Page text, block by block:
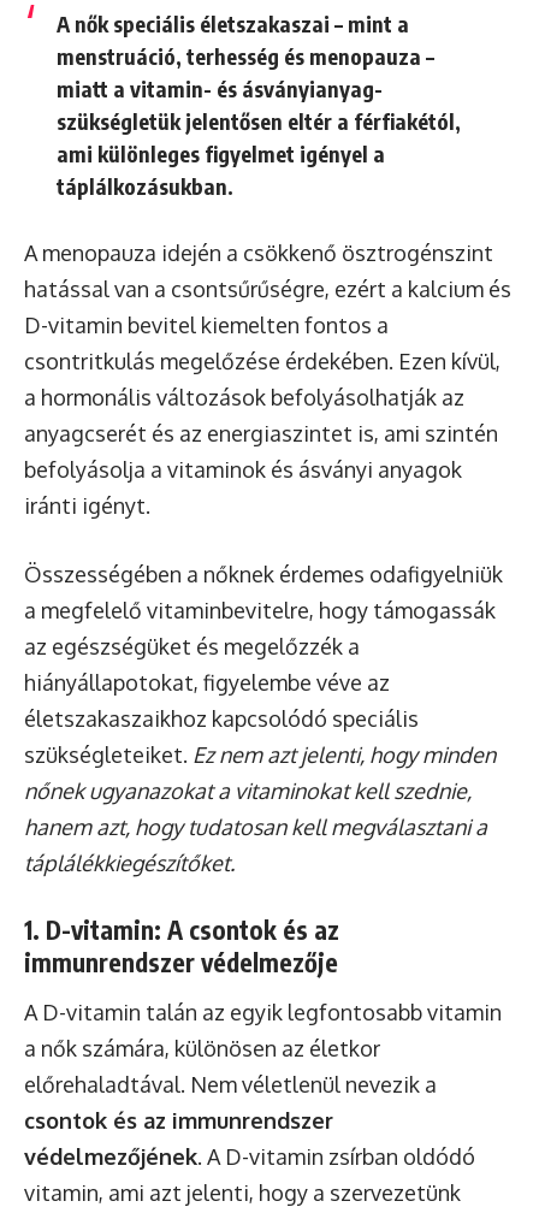
A nők speciális életszakaszai – mint a
menstruáció, terhesség és menopauza –
miatt a vitamin- és ásványianyag-
szükségletük jelentősen eltér a férfiakétól,
ami különleges figyelmet igényel a
táplálkozásukban.
A menopauza idején a csökkenő ösztrogénszint
hatással van a csontsűrűségre, ezért a kalcium és
D-vitamin bevitel kiemelten fontos a
csontritkulás megelőzése érdekében. Ezen kívül,
a hormonális változások befolyásolhatják az
anyagcserét és az energiaszintet is, ami szintén
befolyásolja a vitaminok és ásványi anyagok
iránti igényt.
Összességében a nőknek érdemes odafigyelniük
a megfelelő vitaminbevitelre, hogy támogassák
az egészségüket és megelőzzék a
hiányállapotokat, figyelembe véve az
életszakaszaikhoz kapcsolódó speciális
szükségleteiket. Ez nem azt jelenti, hogy minden
nőnek ugyanazokat a vitaminokat kell szednie,
hanem azt, hogy tudatosan kell megválasztani a
táplálékkiegészítőket.
1. D-vitamin: A csontok és az
immunrendszer védelmezője
A D-vitamin talán az egyik legfontosabb vitamin
a nők számára, különösen az életkor
előrehaladtával. Nem véletlenül nevezik a
csontok és az immunrendszer
védelmezőjének. A D-vitamin zsírban oldódó
vitamin, ami azt jelenti, hogy a szervezetünk